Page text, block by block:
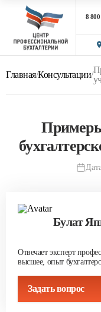
8
Главная/Консультации/
Булат
Отвечает эксперт
высшее, опыт
Задать вопрос